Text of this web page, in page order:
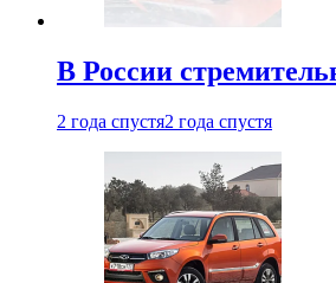
В России
2 года спустя2 года спустя